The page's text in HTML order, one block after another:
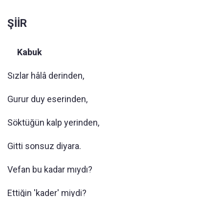
ŞİİR
Kabuk
Sızlar hâlâ derinden,
Gurur duy eserinden,
Söktüğün kalp yerinden,
Gitti sonsuz diyara.
Vefan bu kadar mıydı?
Ettiğin 'kader' miydi?